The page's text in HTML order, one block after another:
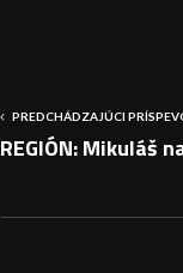
PREDCHÁDZAJÚCI
REGIÓN: Mikuláš